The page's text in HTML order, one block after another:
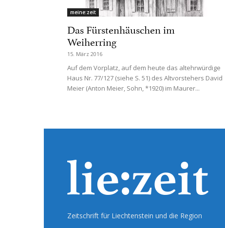
meine:zeit
Das Fürstenhäuschen im
Weiherring
15. März 2016
Auf dem Vorplatz, auf dem heute das altehrwürdige
Haus Nr. 77/127 (siehe S. 51) des Altvorstehers David
Meier (Anton Meier, Sohn, *1920) im Maurer...
Zeitschrift für Liechtenstein und die Region